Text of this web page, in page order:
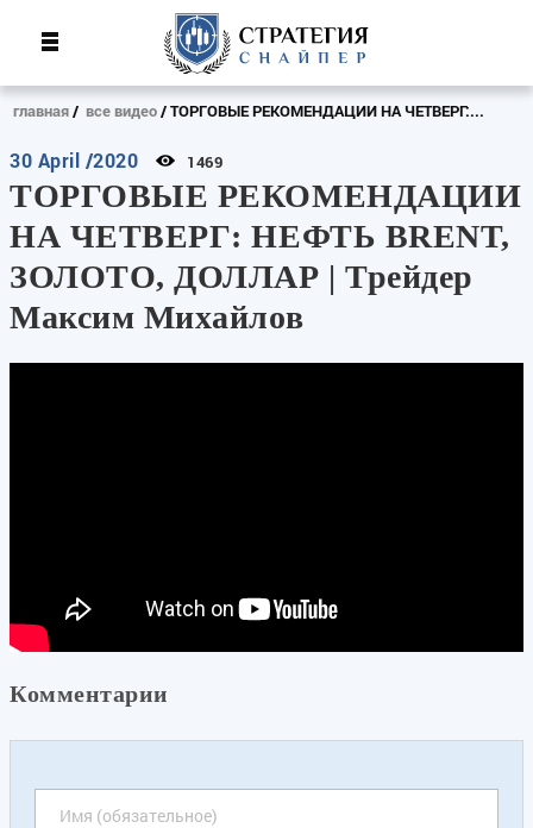
главная все видео ТОРГОВЫЕ РЕКОМЕНДАЦИИ НА ЧЕТВЕРГ:...
30 April /2020 1469
ТОРГОВЫЕ РЕКОМЕНДАЦИИ
НА ЧЕТВЕРГ: НЕФТЬ BRENT,
ЗОЛОТО, ДОЛЛАР | Трейдер
Максим Михайлов
Комментарии